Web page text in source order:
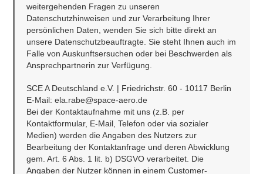
weitergehenden Fragen zu unseren
Datenschutzhinweisen und zur Verarbeitung Ihrer
persönlichen Daten, wenden Sie sich bitte direkt an
unsere Datenschutzbeauftragte. Sie steht Ihnen auch im
Falle von Auskunftsersuchen oder bei Beschwerden als
Ansprechpartnerin zur Verfügung.
SCE A Deutschland e.V. | Friedrichstr. 60 - 10117 Berlin
E-Mail: ela.rabe@space-aero.de
Bei der Kontaktaufnahme mit uns (z.B. per
Kontaktformular, E-Mail, Telefon oder via sozialer
Medien) werden die Angaben des Nutzers zur
Bearbeitung der Kontaktanfrage und deren Abwicklung
gem. Art. 6 Abs. 1 lit. b) DSGVO verarbeitet. Die
Angaben der Nutzer können in einem Customer-